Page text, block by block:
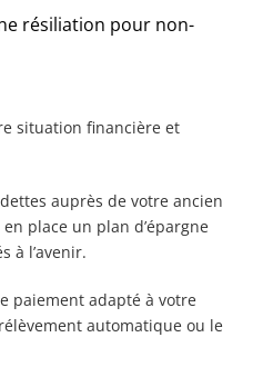
résiliation pour non-
situation financière et
auprès de votre ancien
place un plan d’épargne
à l’avenir.
paiement adapté à votre
automatique ou le